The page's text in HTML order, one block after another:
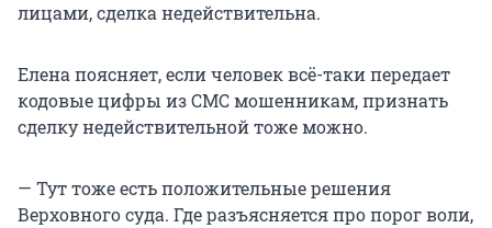
лицами, сделка недействительна.
Елена поясняет, если человек всё-таки передает
кодовые цифры из СМС мошенникам, признать
сделку недействительной тоже можно.
— Тут тоже есть положительные решения
Верховного суда. Где разъясняется про порог воли,